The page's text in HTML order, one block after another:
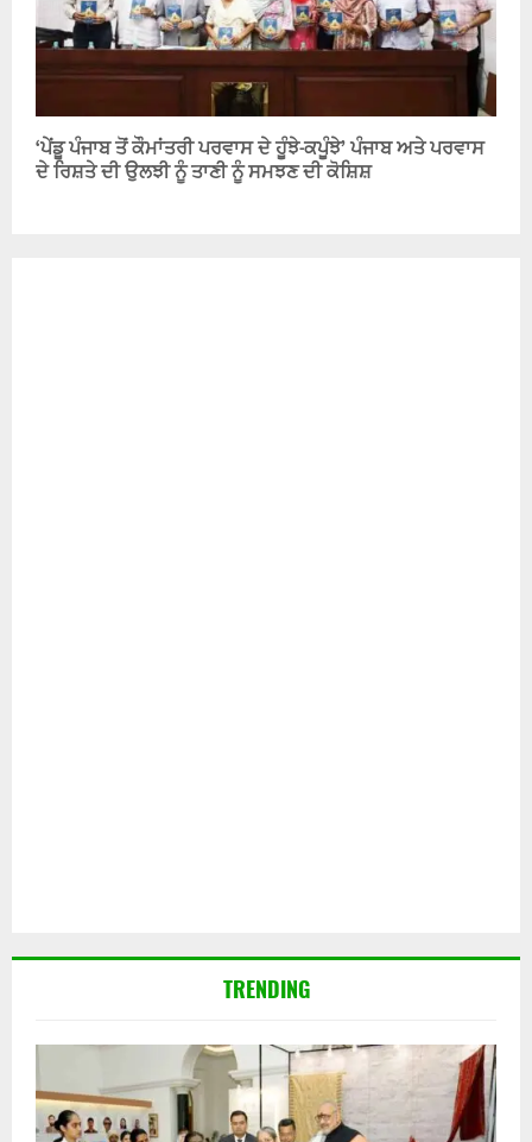
‘ਪੇਂਡੂ ਪੰਜਾਬ ਤੋਂ ਕੌਮਾਂਤਰੀ ਪਰਵਾਸ ਦੇ ਹੂੰਝੇ-ਕਪੂੰਝੇ’ ਪੰਜਾਬ ਅਤੇ ਪਰਵਾਸ
ਦੇ ਰਿਸ਼ਤੇ ਦੀ ਉਲਝੀ ਨੂੰ ਤਾਣੀ ਨੂੰ ਸਮਝਣ ਦੀ ਕੋਸ਼ਿਸ਼
TRENDING